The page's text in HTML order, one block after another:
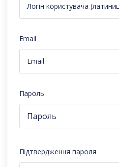
Email
Пароль
Підтвердження пароля